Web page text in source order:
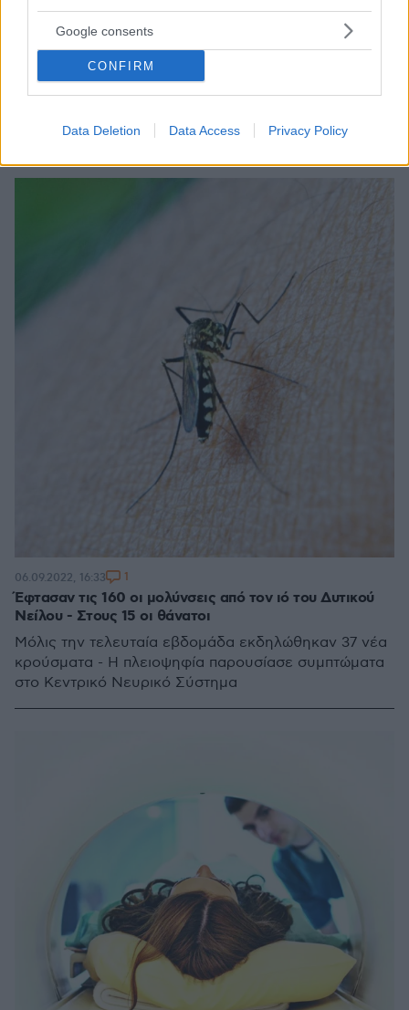
Google consents
CONFIRM
Data Deletion Data Access Privacy Policy
Κέλι Μακ: Τι είναι το γλοίωμα που στοίχισε τη ζωή της
33χρονης ηθοποιού του The Walking Dead
Το γλοίωμα κεντρικού νευρικού συστήματος από το
νεοπλασματική οντότητα με υψηλή επιθετικότητα
Έφτασαν τις 160 οι μολύνσεις από τον ιό του Δυτικού
Νείλου - Στους 15 οι θάνατοι
Μόλις την τελευταία εβδομάδα εκδηλώθηκαν 37 νέα
κρούσματα - Η πλειοψηφία παρουσίασε συμπτώματα
στο Κεντρικό Νευρικό Σύστημα
06.09.2022, 16:33 1